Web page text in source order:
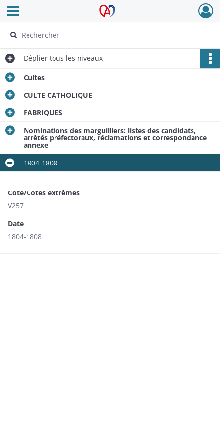
Archives Alsace - Colmar
Ouvrir le menu déroulant
Déplier tous les niveaux
Cultes
CULTE CATHOLIQUE
FABRIQUES
Nominations des marguilliers: listes des candidats,
arrêtés préfectoraux, réclamations et correspondance
annexe
1804-1808
Cote/Cotes extrêmes
V257
Date
1804-1808